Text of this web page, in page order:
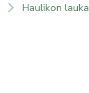
Haulikon